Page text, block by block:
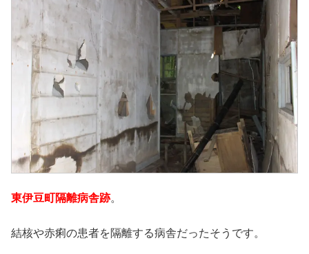
東伊豆町隔離病舎跡。
結核や赤痢の患者を隔離する病舎だったそうです。